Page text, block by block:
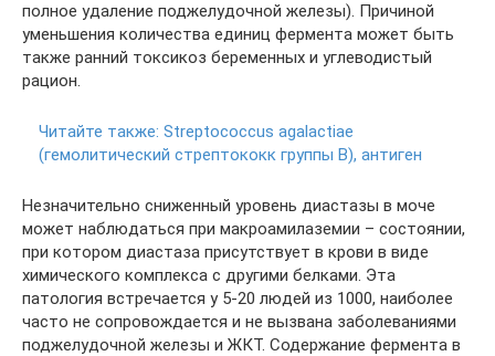
полное удаление поджелудочной железы). Причиной
уменьшения количества единиц фермента может быть
также ранний токсикоз беременных и углеводистый
рацион.
Читайте также: Streptococcus agalactiae
(гемолитический стрептококк группы В), антиген
Незначительно сниженный уровень диастазы в моче
может наблюдаться при макроамилаземии – состоянии,
при котором диастаза присутствует в крови в виде
химического комплекса с другими белками. Эта
патология встречается у 5-20 людей из 1000, наиболее
часто не сопровождается и не вызвана заболеваниями
поджелудочной железы и ЖКТ. Содержание фермента в